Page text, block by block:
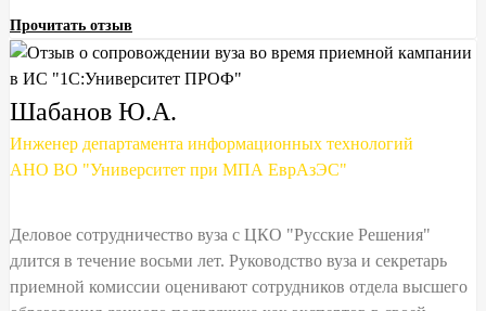
Прочитать отзыв
Шабанов Ю.А.
Инженер департамента информационных технологий
АНО ВО "Университет при МПА ЕврАзЭС"
Деловое сотрудничество вуза с ЦКО "Русские Решения"
длится в течение восьми лет. Руководство вуза и секретарь
приемной комиссии оценивают сотрудников отдела высшего